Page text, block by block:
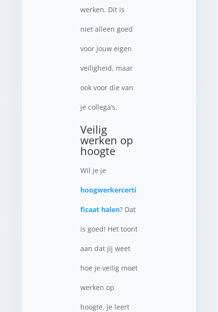
werken. Dit is
niet alleen goed
voor jouw eigen
veiligheid, maar
ook voor die van
je collega’s.
Veilig
werken op
hoogte
Wil je je
hoogwerkercerti
ficaat halen? Dat
is goed! Het toont
aan dat jij weet
hoe je veilig moet
werken op
hoogte. Je leert